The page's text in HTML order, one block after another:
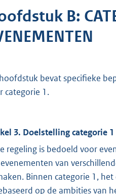
B:
bevat specifieke
categorie 1.
3. Doelstelling categorie 1
regeling is bedoeld voor
van
Binnen categorie 1,
op de ambities van